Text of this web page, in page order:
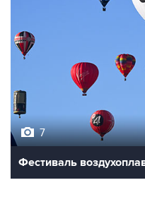
Фестиваль